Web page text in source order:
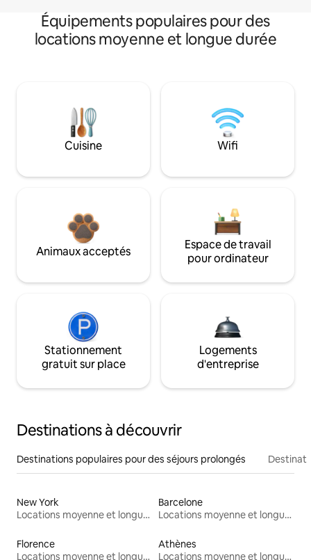
Équipements populaires pour des
locations moyenne et longue durée
Cuisine Wifi
Animaux acceptés
Espace de travail
pour ordinateur
Stationnement
gratuit sur place
Logements
d'entreprise
Destinations à découvrir
Destinations populaires pour des séjours prolongés
New York
Locations moyenne et longue durée
Barcelone
Locations moyenne et longue durée
Florence
Locations moyenne et longue durée
Athènes
Locations moyenne et longue durée